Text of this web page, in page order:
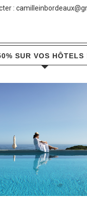
:
SUR VOS HÔTELS